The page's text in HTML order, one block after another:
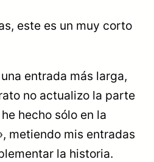
este es un muy corto
entrada más larga,
no actualizo la parte
hecho sólo en la
metiendo mis entradas
la historia.